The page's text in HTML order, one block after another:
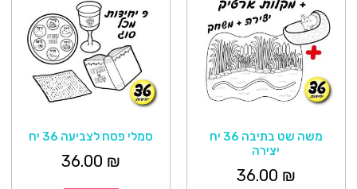
משה שט בתיבה 36 יח
יצירה
36.00 ₪
סמלי פסח לצביעה 36 יח
36.00 ₪